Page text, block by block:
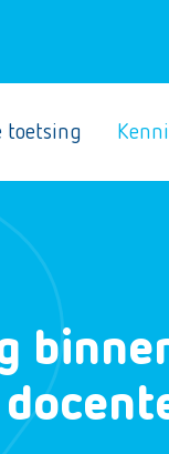
toetsing